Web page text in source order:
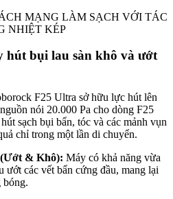
hút bụi lau sàn khô và ướt
F25 Ultra sở hữu lực hút lên
nói 20.000 Pa cho dòng F25
sạch bụi bẩn, tóc và các mảnh vụn
chỉ trong một lần di chuyển.
& Khô): Máy có khả năng vừa
ướt các vết bẩn cứng đầu, mang lại
bóng.